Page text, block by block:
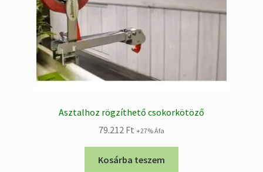
Asztalhoz rögzíthető csokorkötöző
79.212 Ft +27% Áfa
Kosárba teszem